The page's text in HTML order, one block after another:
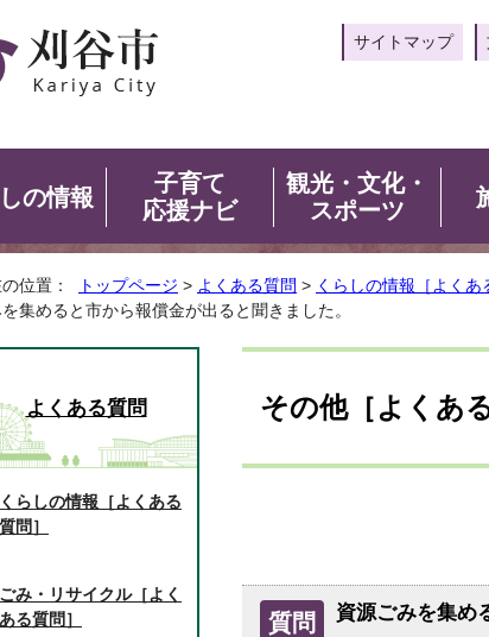
サイトマップ
の情報
子育て
応援ナビ
観光・文化・
スポーツ
位置： トップページ > よくある質問 > くらしの情報［よくあ
を集めると市から報償金が出ると聞きました。
その他［よくある
質問 資源ごみを集め
よくある質問
くらしの情報［よくある
質問］
ごみ・リサイクル［よく
ある質問］